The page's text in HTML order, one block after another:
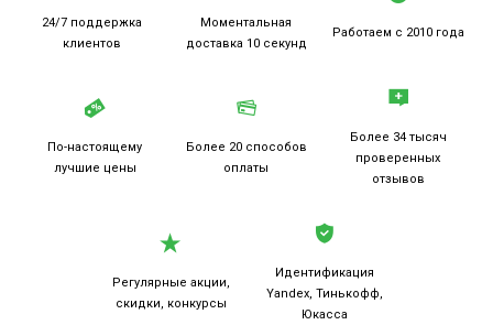
24/7 поддержка
клиентов
Моментальная
доставка 10 секунд
Работаем с 2010 года
По-настоящему
лучшие цены
Более 20 способов
оплаты
Более 34 тысяч
проверенных
отзывов
Регулярные акции,
скидки, конкурсы
Идентификация
Yandex, Тинькофф,
Юкасса